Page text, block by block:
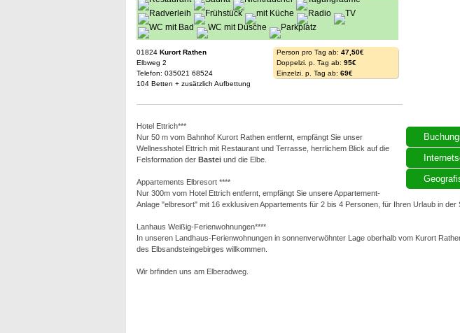
01824 Kurort Rathen
Elbweg 2
Telefon: 035021 68524
104 Betten + zusätzlich Aufbettung
Person pro Tag ab: 47,50€
Doppelzi. p. Tag ab: 95€
Einzelzi. p. Tag ab: 69€
Hotel Ettrich***
Nur 50 m vom Bahnhof Kurort Rathen entfernt, empfängt Sie unser
Wellnesshotel Ettrich mit Restaurant und Terrasse, herrlichem Blick auf die
Felsformation der Basteiund die Elbe.
Appartements Elbresort ****
Nur 300m vom Hotel Ettrich entfernt, empfängt Sie unsere Appartement-
Anlage "elbresort" mit 16 exklusiven Appartements für 2 bis 4 Personen, für Ihren Urlaub in der
Lanhaus Weißig-Ferienwohnungen****
In unseren Landhaus-Ferienwohnungen in sonnenverwöhnter Lage oberhalb vom Kurort
des Elbsandsteingebirges willkommen.
Wir brfinden uns am Elberadweg.